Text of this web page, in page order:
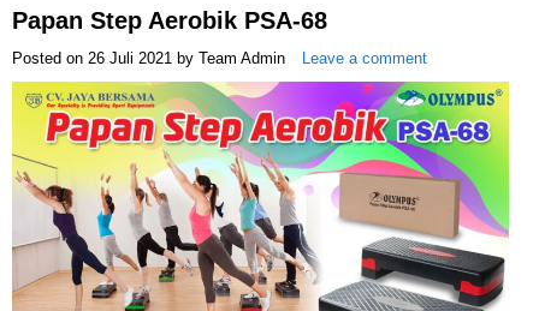
Papan Step Aerobik PSA-68
Posted on 26 Juli 2021 by Team Admin Leave a comment